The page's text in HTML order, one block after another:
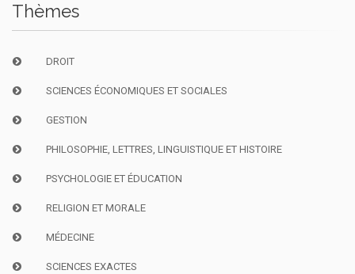
Thèmes
DROIT
SCIENCES ÉCONOMIQUES ET SOCIALES
GESTION
PHILOSOPHIE, LETTRES, LINGUISTIQUE ET HISTOIRE
PSYCHOLOGIE ET ÉDUCATION
RELIGION ET MORALE
MÉDECINE
SCIENCES EXACTES